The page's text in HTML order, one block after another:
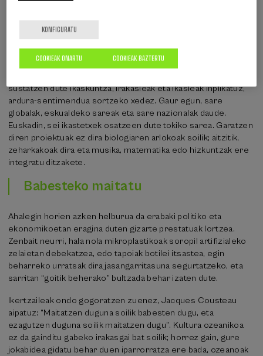
kategoria batzuk ikasten dira; itsasoaren kasuan, aldiz, sarritan
liburuetan arrain guztiak orojale gisa sailkatzera iristen da,
modu okerrean.
Horri buelta emateko, Eskola Urdinen Sarea sortu zen.
sustatzen dute ikaskuntza, irakasleak eta ikasleak inplikatuz,
ardura-sentimendua sortzeko xedez. Gaur egun, sare
globalak, eskualdeko sareak eta sare nazionalak daude.
Euskadin, sei ikastetxek osatzeen dute tokiko sarea. Garatzen
diren proiektuak ez dira biologiaren arlokoak soilik; aitzitik,
zeharkakoak dira eta musika, matematika edo hizkuntzak ere
integratu ditzakete.
Babesteko maitatu
Ahalegin horien azken helburua da erabaki politiko eta
ekonomikoetan eragina duten gizarte prestatuak lortzea.
Zenbait neurri, hala nola mikroplastikoak soropil artifizialeko
zelaietan debekatzea, edo tapoiak botilei itsastea, egin
beharreko urratsak dira jasangarritasuna segurtatzeko, eta
sarritan “goitik beherako” bultzada behar izaten dute.
Ikertzaileak ondo gogoratzen zuenez, Jacques Cousteau
aipatuz: “Maitatzen duguna soilik babesten dugu, eta
ezagutzen duguna soilik maitatzen dugu”. Kultura ozeanikoa
ez da gainditu gabeko irakasgai bat soilik; horrez gain, gure
jokabidea gidatu behar duen iparrorratza ere bada, ozeanoak
KONFIGURATU
COOKIEAK BAZTERTU
COOKIEAK ONARTU